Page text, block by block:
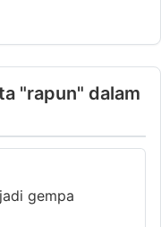
"rapun" dalam
gempa